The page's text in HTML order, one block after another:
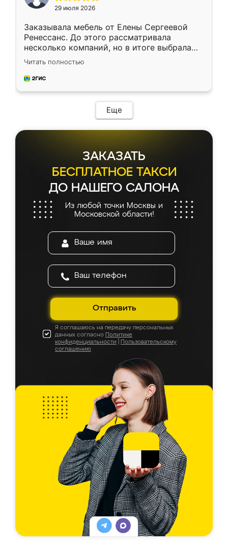
29 июля 2026
Заказывала мебель от Елены Сергеевой
Ренессанс. До этого рассматривала
несколько компаний, но в итоге выбрала
эту. Сначала обговорили условия, потом
приехал замерщик, всё спокойно объяснил
и снял размеры. Изготовили в срок, с
мебель сразу встала на свое место без
каких-либо доработок. Качеством осталась
довольна, все выглядит так, как и ожидала.
Читать полностью
Еще
ЗАКАЗАТЬ
БЕСПЛАТНОЕ ТАКСИ
ДО НАШЕГО САЛОНА
Из любой точки Москвы и
Московской области!
Отправить
Я соглашаюсь на передачу персональных
данных согласно Политике
конфиденциальности
Пользовательскому
соглашению